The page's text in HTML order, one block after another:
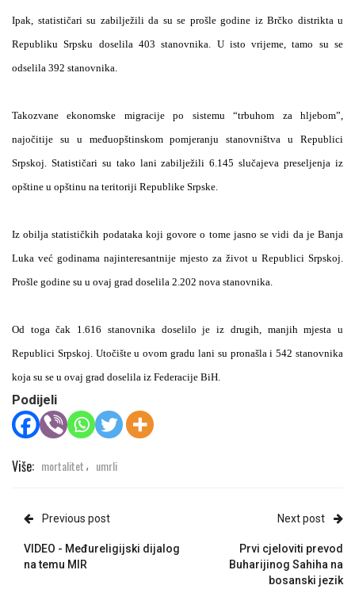
Ipak, statističari su zabilježili da su se prošle godine iz Brčko distrikta u
Republiku Srpsku doselila 403 stanovnika. U isto vrijeme, tamo su se
odselila 392 stanovnika.
Takozvane ekonomske migracije po sistemu “trbuhom za hljebom”,
najočitije su u međuopštinskom pomjeranju stanovništva u Republici
Srpskoj. Statističari su tako lani zabilježili 6.145 slučajeva preseljenja iz
opštine u opštinu na teritoriji Republike Srpske.
Iz obilja statističkih podataka koji govore o tome jasno se vidi da je Banja
Luka već godinama najinteresantnije mjesto za život u Republici Srpskoj.
Prošle godine su u ovaj grad doselila 2.202 nova stanovnika.
Od toga čak 1.616 stanovnika doselilo je iz drugih, manjih mjesta u
Republici Srpskoj. Utočište u ovom gradu lani su pronašla i 542 stanovnika
koja su se u ovaj grad doselila iz Federacije BiH.
Podijeli
Više: mortalitet , umrli
Previous post
VIDEO - Međureligijski dijalog
na temu MIR
Next post
Prvi cjeloviti prevod
Buharijinog Sahiha na
bosanski jezik